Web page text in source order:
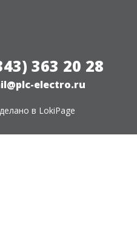
363 20 28
electro.ru
в LokiPage